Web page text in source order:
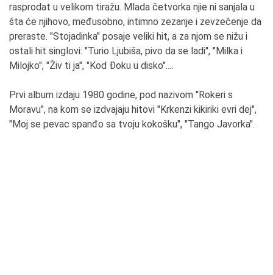
rasprodat u velikom tiražu. Mlada četvorka njie ni sanjala u
šta će njihovo, međusobno, intimno zezanje i zevzečenje da
preraste. "Stojadinka" posaje veliki hit, a za njom se nižu i
ostali hit singlovi: "Turio Ljubiša, pivo da se ladi", "Milka i
Milojko", "Živ ti ja", "Kod Đoku u disko"....
Prvi album izdaju 1980 godine, pod nazivom "Rokeri s
Moravu", na kom se izdvajaju hitovi "Krkenzi kikiriki evri dej",
"Moj se pevac spanđo sa tvoju kokošku", "Tango Javorka".